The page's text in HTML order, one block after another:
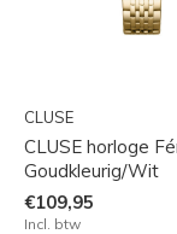
CLUSE
CLUSE horloge
Goudkleurig/Wit
€109,95
Incl. btw